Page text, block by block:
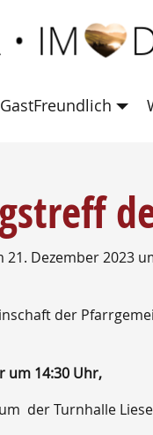
GastFreundlich
Dezember 2023
der
um 14:30 Uhr,
der Turnhalle